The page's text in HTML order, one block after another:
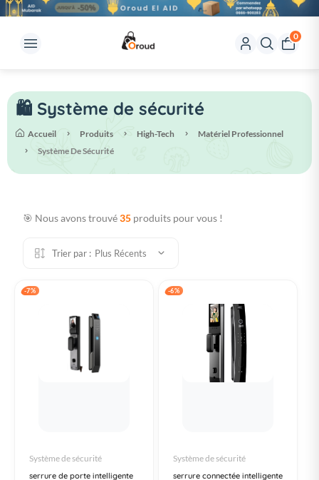
0
🛍️ Système de sécurité
Accueil Produits High-Tech
Matériel Professionnel
Système De Sécurité
🎯 Nous avons trouvé35 produits pour vous !
Trier par : Plus Récents
-7%
Système de sécurité
serrure de porte intelligente
-6%
Système de sécurité
serrure connectée intelligente